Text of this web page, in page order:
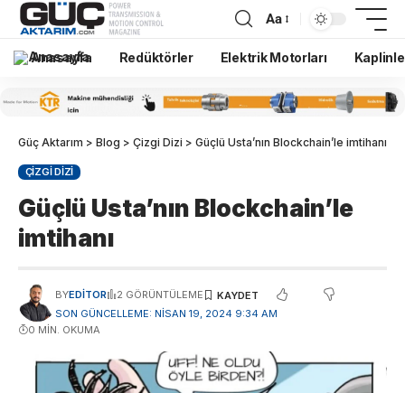
Aa
Anasayfa Redüktörler Elektrik Motorları
Güç Aktarım > Blog > Çizgi Dizi > Güçlü Usta’nın Blockchain’le imtihanı
ÇIZGI DIZI
Güçlü Usta’nın Blockchain’le
imtihanı
SON GÜNCELLEME: NISAN 19, 2024 9:34 AM
BYEDITOR 2 GÖRÜNTÜLEME
0 MIN. OKUMA